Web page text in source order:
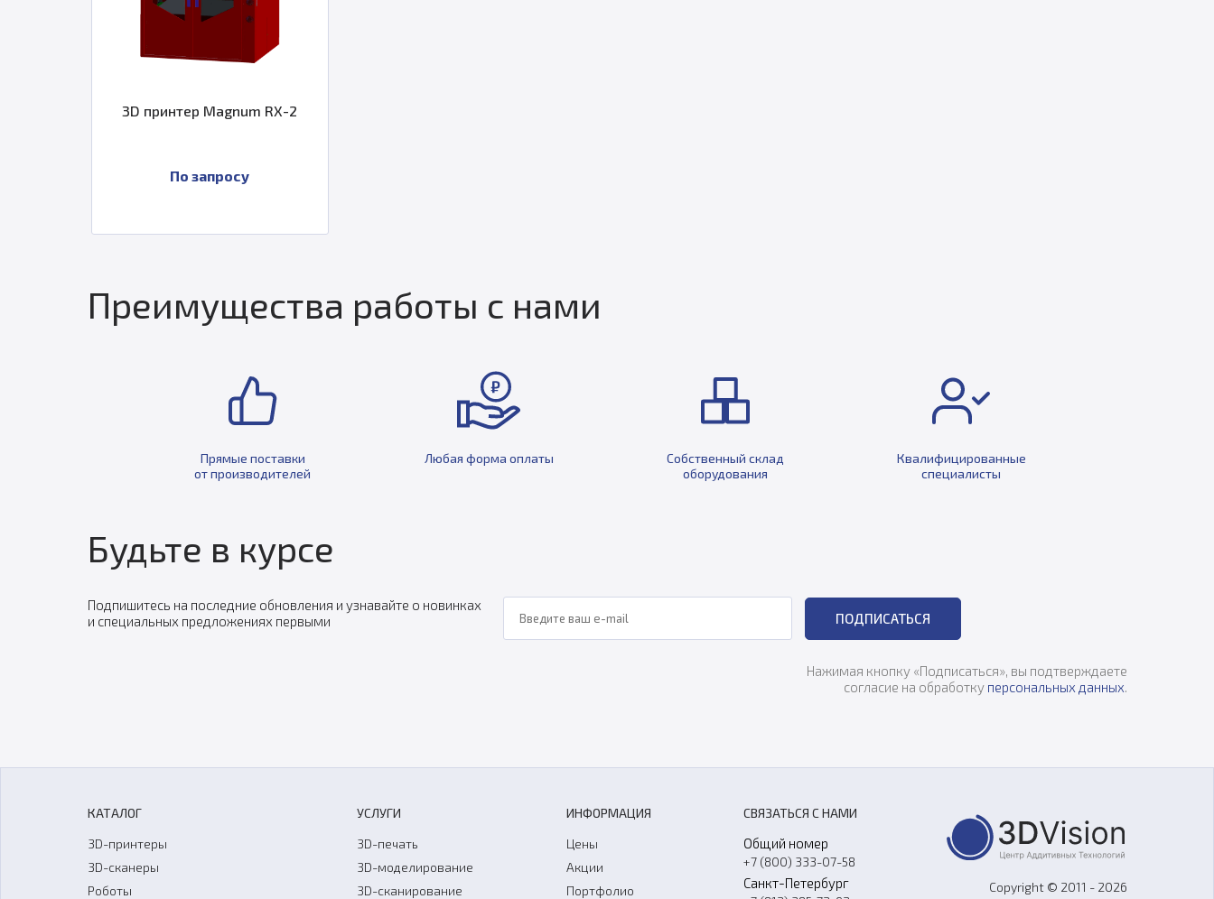
3D принтер Magnum RX-2
По запросу
Преимущества работы с нами
Прямые поставки
от производителей
Любая форма оплаты
Собственный склад
оборудования
Квалифицированные
специалисты
Будьте в курсе
Подпишитесь на последние обновления и узнавайте о новинках
и специальных предложениях первыми
ПОДПИСАТЬСЯ
Нажимая кнопку «Подписаться», вы подтверждаете
согласие на обработку персональных данных.
КАТАЛОГ
3D-принтеры
3D-сканеры
Роботы
УСЛУГИ
3D-печать
3D-моделирование
3D-сканирование
ИНФОРМАЦИЯ
Цены
Акции
Портфолио
СВЯЗАТЬСЯ С НАМИ
Общий номер
+7 (800) 333-07-58
Санкт-Петербург
Copyright © 2011 - 2026